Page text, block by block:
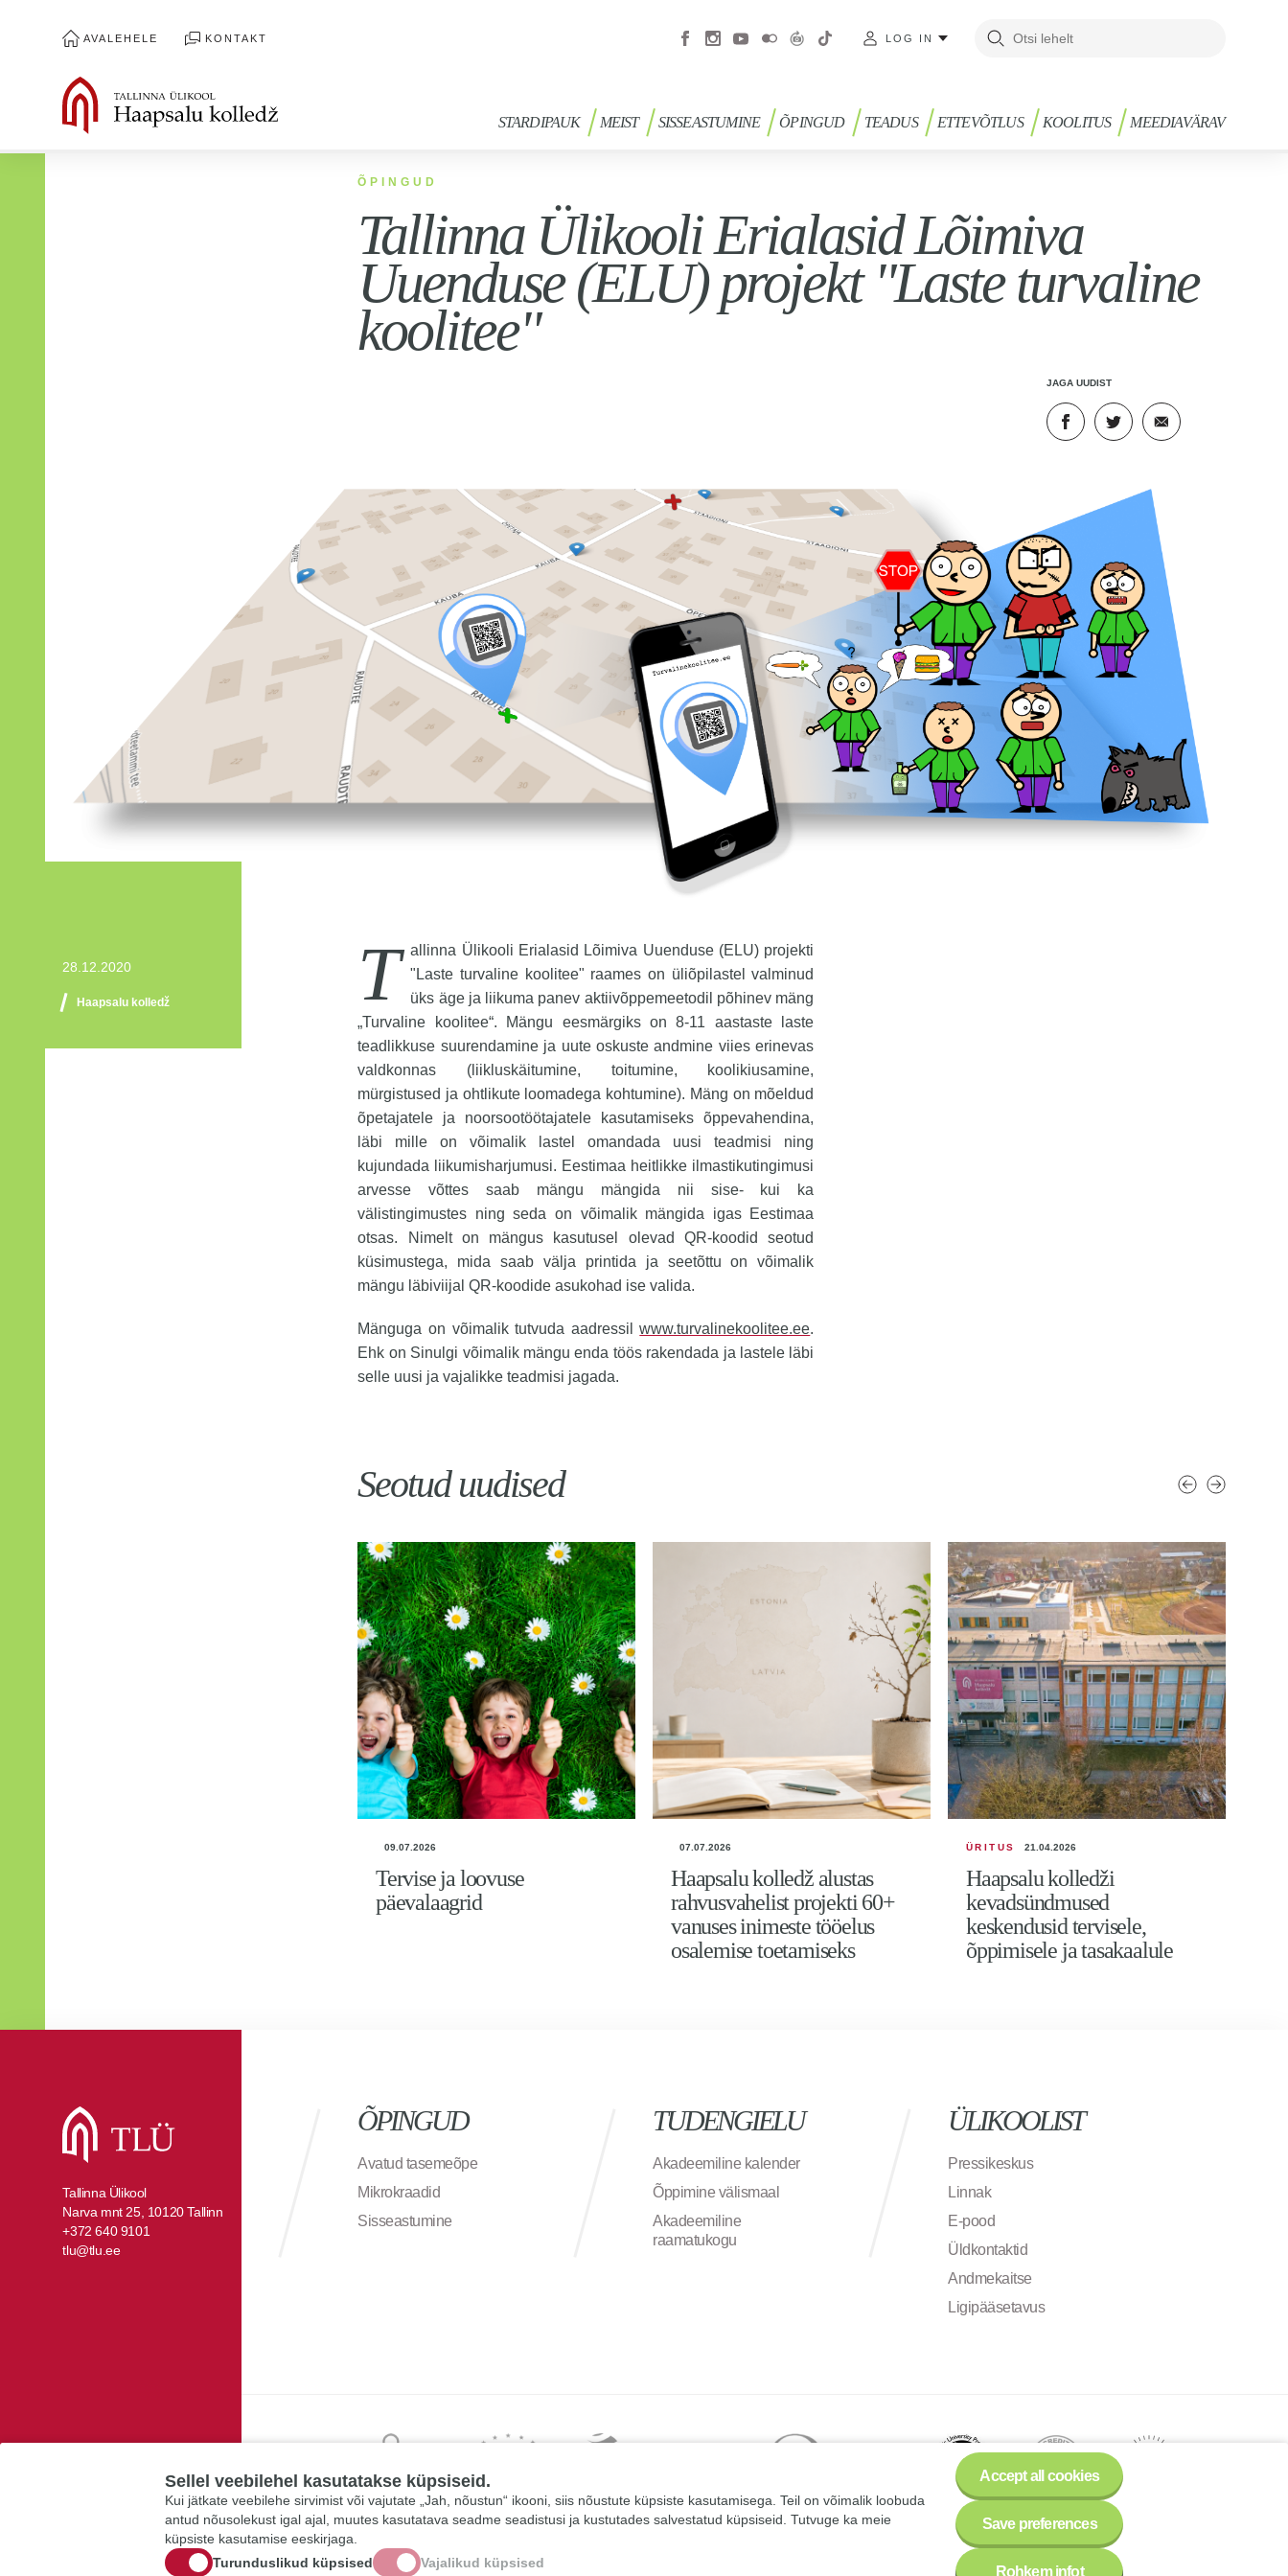
AVALEHELE KONTAKT LOG IN
STARDIPAUK MEIST SISSEASTUMINE ÕPINGUD TEADUS ETTEVÕTLUS KOOLITUS MEEDIAVÄRAV
ÕPINGUD
Tallinna Ülikooli Erialasid Lõimiva
Uuenduse (ELU) projekt "Laste turvaline
koolitee"
JAGA UUDIST
28.12.2020
Haapsalu kolledž T
allinna Ülikooli Erialasid Lõimiva Uuenduse (ELU) projekti
"Laste turvaline koolitee" raames on üliõpilastel valminud
üks äge ja liikuma panev aktiivõppemeetodil põhinev mäng
„Turvaline koolitee“. Mängu eesmärgiks on 8-11 aastaste laste
teadlikkuse suurendamine ja uute oskuste andmine viies erinevas
valdkonnas (liikluskäitumine, toitumine, koolikiusamine,
mürgistused ja ohtlikute loomadega kohtumine). Mäng on mõeldud
õpetajatele ja noorsootöötajatele kasutamiseks õppevahendina,
läbi mille on võimalik lastel omandada uusi teadmisi ning
kujundada liikumisharjumusi. Eestimaa heitlikke ilmastikutingimusi
arvesse võttes saab mängu mängida nii sise- kui ka
välistingimustes ning seda on võimalik mängida igas Eestimaa
otsas. Nimelt on mängus kasutusel olevad QR-koodid seotud
küsimustega, mida saab välja printida ja seetõttu on võimalik
mängu läbiviijal QR-koodide asukohad ise valida.
Mänguga on võimalik tutvuda aadressilwww.turvalinekoolitee.ee.
Ehk on Sinulgi võimalik mängu enda töös rakendada ja lastele läbi
selle uusi ja vajalikke teadmisi jagada.
Seotud uudised
09.07.2026
Tervise ja loovuse
päevalaagrid
07.07.2026
Haapsalu kolledž alustas
rahvusvahelist projekti 60+
vanuses inimeste tööelus
osalemise toetamiseks
ÜRITUS 21.04.2026
Haapsalu kolledži
kevadsündmused
keskendusid tervisele,
õppimisele ja tasakaalule
Tallinna Ülikool
Narva mnt 25, 10120 Tallinn
+372 640 9101
tlu@tlu.ee
ÕPINGUD
Avatud tasemeõpe
Mikrokraadid
Sisseastumine
TUDENGIELU
Akadeemiline kalender
Õppimine välismaal
Akadeemiline
raamatukogu
ÜLIKOOLIST
Pressikeskus
Linnak
E-pood
Üldkontaktid
Andmekaitse
Ligipääsetavus
Sellel veebilehel kasutatakse küpsiseid.
Kui jätkate veebilehe sirvimist või vajutate „Jah, nõustun“ ikooni, siis nõustute küpsiste kasutamisega. Teil on võimalik loobuda
antud nõusolekust igal ajal, muutes kasutatava seadme seadistusi ja kustutades salvestatud küpsiseid. Tutvuge ka meie
küpsiste kasutamise eeskirjaga.
Turunduslikud küpsised
Vajalikud küpsised
Accept all cookies
Save preferences
Rohkem infot